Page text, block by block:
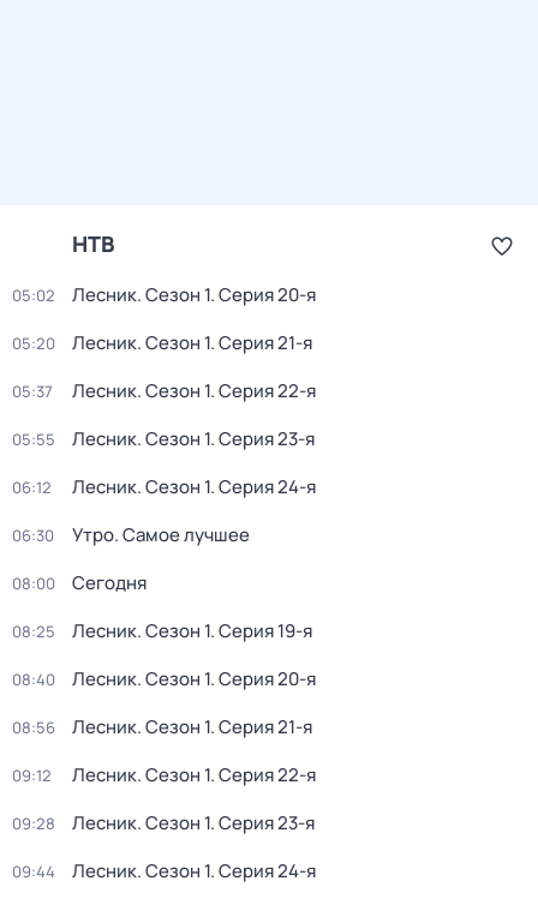
НТВ
05:02 Лесник. Сезон 1. Серия 20-я
05:20 Лесник. Сезон 1. Серия 21-я
05:37 Лесник. Сезон 1. Серия 22-я
05:55 Лесник. Сезон 1. Серия 23-я
06:12 Лесник. Сезон 1. Серия 24-я
06:30 Утро. Самое лучшее
08:00 Сегодня
08:25 Лесник. Сезон 1. Серия 19-я
08:40 Лесник. Сезон 1. Серия 20-я
08:56 Лесник. Сезон 1. Серия 21-я
09:12 Лесник. Сезон 1. Серия 22-я
09:28 Лесник. Сезон 1. Серия 23-я
09:44 Лесник. Сезон 1. Серия 24-я